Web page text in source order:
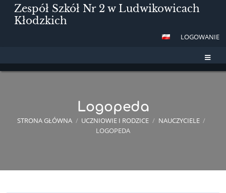
Zespół Szkół Nr 2 w Ludwikowicach
Kłodzkich
LOGOWANIE
Logopeda
STRONA GŁÓWNA / UCZNIOWIE I RODZICE / NAUCZYCIELE /
LOGOPEDA